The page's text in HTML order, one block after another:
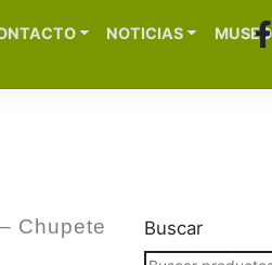
NOTICIAS MUSEO
Chupete
Buscar